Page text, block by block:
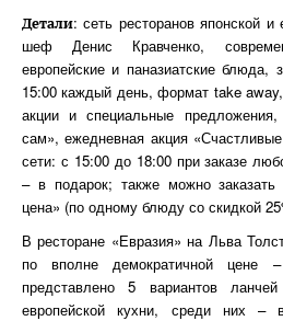
Детали: сеть ресторанов японской и
шеф Денис Кравченко,
европейские и паназиатские блюда,
15:00 каждый день, формат take
акции и специальные
сам», ежедневная акция
сети: с 15:00 до 18:00 при заказе
– в подарок; также можно
цена» (по одному блюду со скидкой
В ресторане «Евразия» на Льва
по вполне демократичной
представлено 5 вариантов
европейской кухни, среди них –